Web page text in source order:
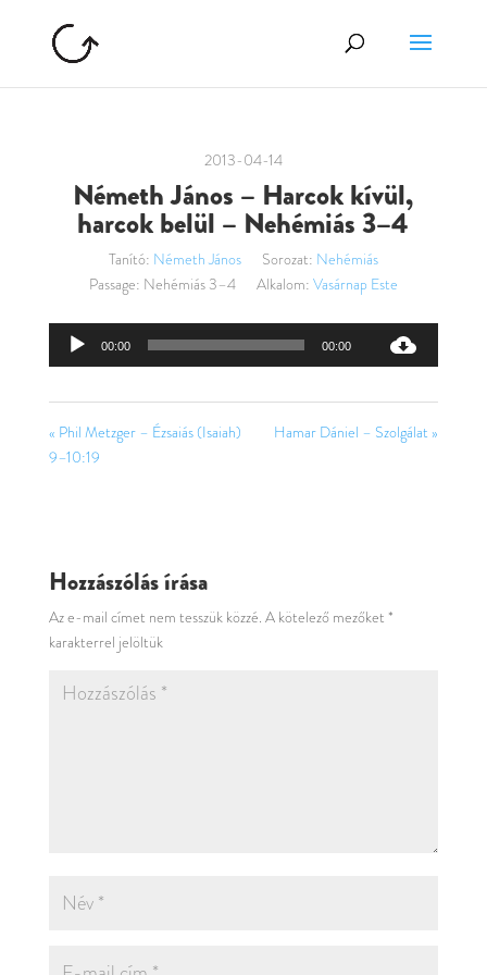
2013-04-14
Németh János – Harcok kívül,
harcok belül – Nehémiás 3–4
Tanító: Németh János Sorozat: Nehémiás
Passage: Nehémiás 3–4 Alkalom: Vasárnap Este
Audió
00:00 00:00
« Phil Metzger – Ézsaiás (Isaiah)
9–10:19
Hamar Dániel – Szolgálat »
Hozzászólás írása
Az e-mail címet nem tesszük közzé. A kötelező mezőket *
karakterrel jelöltük